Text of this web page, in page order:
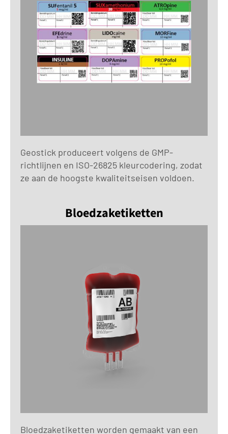
Geostick produceert volgens de GMP-
richtlijnen en ISO-26825 kleurcodering, zodat
ze aan de hoogste kwaliteitseisen voldoen.
Bloedzaketiketten
Bloedzaketiketten worden gemaakt van een